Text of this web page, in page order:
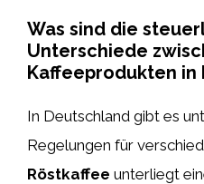
Was sind die
Unterschiede
Kaffeeprodukten in
In Deutschland gibt es
Regelungen für
Röstkaffee unterliegt